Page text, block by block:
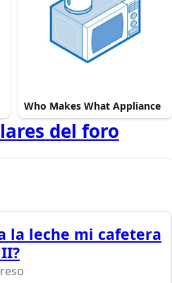
Who Makes What Appliance
del foro
la leche mi cafetera